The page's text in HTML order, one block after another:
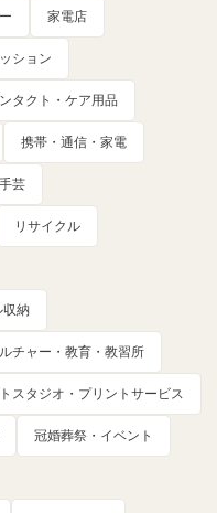
家電店
ション
タクト・ケア用品
携帯・通信・家電
芸
リサイクル
収納
チャー・教育・教習所
スタジオ・プリントサービス
冠婚葬祭・イベント